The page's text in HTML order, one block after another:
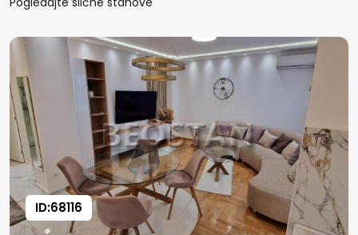
ID:68116